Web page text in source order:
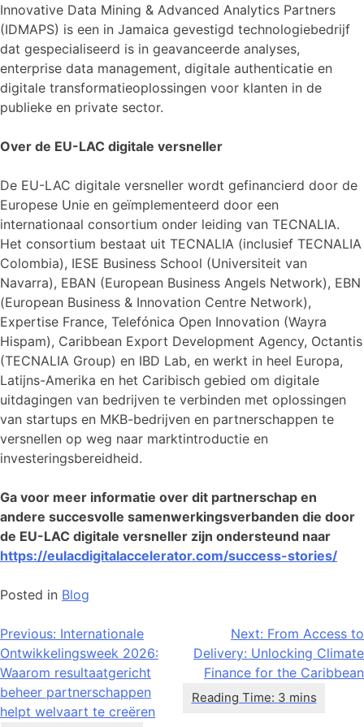
Innovative Data Mining & Advanced Analytics Partners
(IDMAPS) is een in Jamaica gevestigd technologiebedrijf
dat gespecialiseerd is in geavanceerde analyses,
enterprise data management, digitale authenticatie en
digitale transformatieoplossingen voor klanten in de
publieke en private sector.
Over de EU-LAC digitale versneller
De EU-LAC digitale versneller wordt gefinancierd door de
Europese Unie en geïmplementeerd door een
internationaal consortium onder leiding van TECNALIA.
Het consortium bestaat uit TECNALIA (inclusief TECNALIA
Colombia), IESE Business School (Universiteit van
Navarra), EBAN (European Business Angels Network), EBN
(European Business & Innovation Centre Network),
Expertise France, Telefónica Open Innovation (Wayra
Hispam), Caribbean Export Development Agency, Octantis
(TECNALIA Group) en IBD Lab, en werkt in heel Europa,
Latijns-Amerika en het Caribisch gebied om digitale
uitdagingen van bedrijven te verbinden met oplossingen
van startups en MKB-bedrijven en partnerschappen te
versnellen op weg naar marktintroductie en
investeringsbereidheid.
Ga voor meer informatie over dit partnerschap en
andere succesvolle samenwerkingsverbanden die door
de EU-LAC digitale versneller zijn ondersteund naar
https://eulacdigitalaccelerator.com/success-stories/
Posted in Blog
Bericht
navigatie
Previous: Internationale
Ontwikkelingsweek 2026:
Waarom resultaatgericht
beheer partnerschappen
helpt welvaart te creëren
Next: From Access to
Delivery: Unlocking Climate
Finance for the Caribbean